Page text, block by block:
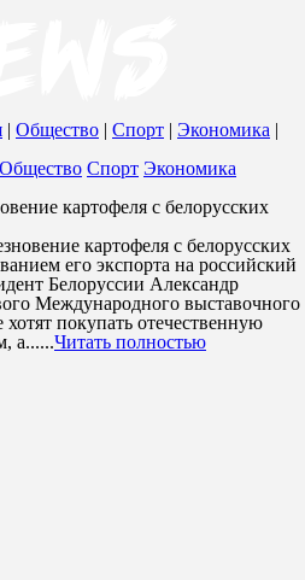
| Общество | Спорт | Экономика |
Общество Спорт Экономика
картофеля с белорусских
картофеля с белорусских
его экспорта на российский
Белоруссии Александр
Международного выставочного
покупать отечественную
а......Читать полностью